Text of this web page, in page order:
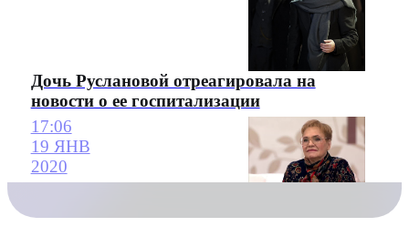
Дочь Руслановой отреагировала на
новости о ее госпитализации
17:06
19 ЯНВ
2020